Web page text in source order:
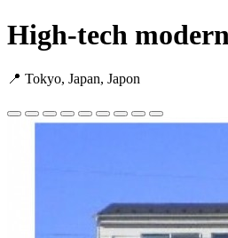
High-tech
📍 Tokyo, Japan, Japon